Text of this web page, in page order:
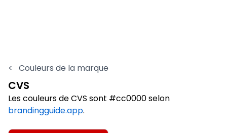
< Couleurs de la marque
CVS
Les couleurs de CVS sont #cc0000 selon
brandingguide.app.